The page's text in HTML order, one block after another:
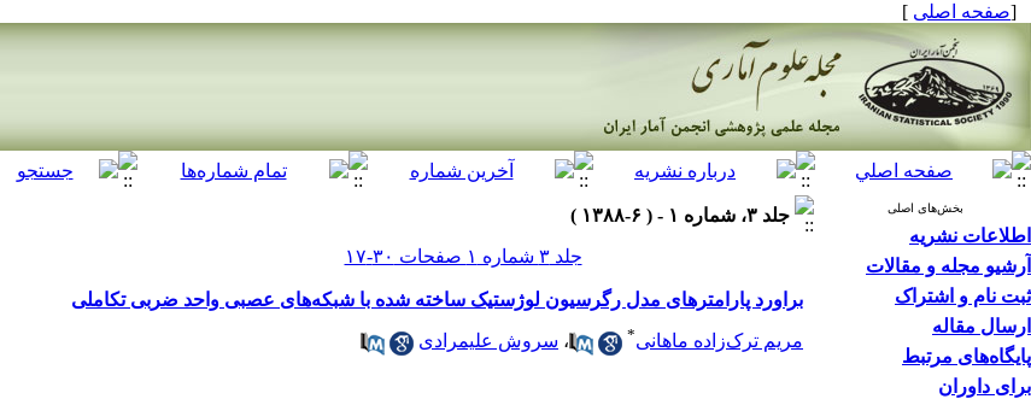
[صفحه اصلی ]
بخش‌های اصلی
اطلاعات نشریه
آرشیو مجله و مقالات
ثبت نام و اشتراک
ارسال مقاله
پایگاه‌های مرتبط
برای داوران
جلد ۳، شماره ۱ - ( ۶-۱۳۸۸ )
جلد ۳ شماره ۱ صفحات ۳۰-۱۷
براورد پارامترهای مدل رگرسیون لوژستیک ساخته شده با شبکه‌های عصبی واحد ضربی تکاملی
مریم ترک‌زاده ماهانی* ، سروش علیمرادی